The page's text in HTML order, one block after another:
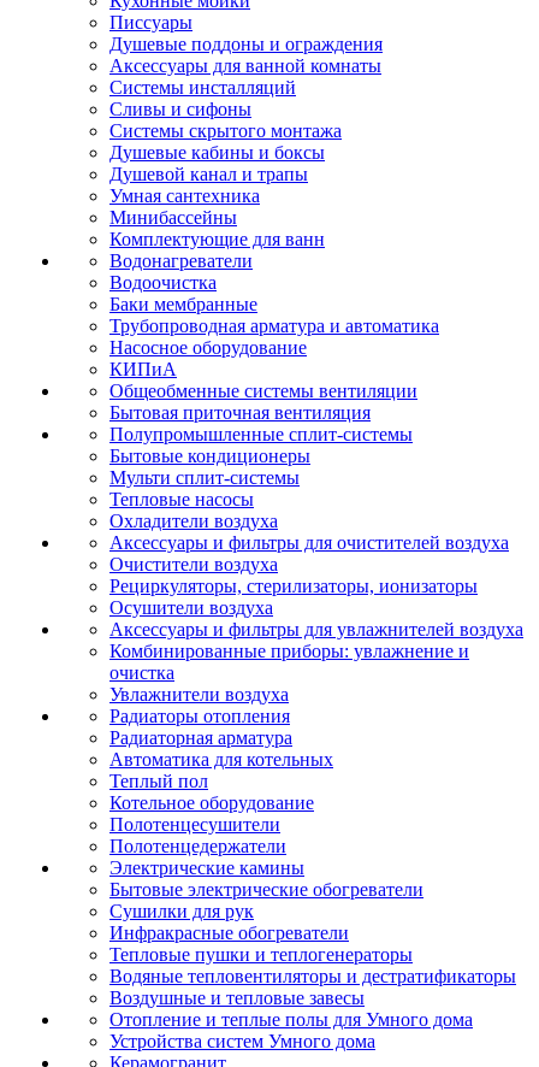
Писсуары
Душевые поддоны и ограждения
Аксессуары для ванной комнаты
Системы инсталляций
Сливы и сифоны
Системы скрытого монтажа
Душевые кабины и боксы
Душевой канал и трапы
Умная сантехника
Минибассейны
Комплектующие для ванн
Водонагреватели
Водоочистка
Баки мембранные
Трубопроводная арматура и автоматика
Насосное оборудование
КИПиА
Общеобменные системы вентиляции
Бытовая приточная вентиляция
Полупромышленные сплит-системы
Бытовые кондиционеры
Мульти сплит-системы
Тепловые насосы
Охладители воздуха
Аксессуары и фильтры для очистителей воздуха
Очистители воздуха
Рециркуляторы, стерилизаторы, ионизаторы
Осушители воздуха
Аксессуары и фильтры для увлажнителей воздуха
Комбинированные приборы: увлажнение и
очистка
Увлажнители воздуха
Радиаторы отопления
Радиаторная арматура
Автоматика для котельных
Теплый пол
Котельное оборудование
Полотенцесушители
Полотенцедержатели
Электрические камины
Бытовые электрические обогреватели
Сушилки для рук
Инфракрасные обогреватели
Тепловые пушки и теплогенераторы
Водяные тепловентиляторы и дестратификаторы
Воздушные и тепловые завесы
Отопление и теплые полы для Умного дома
Устройства систем Умного дома
Керамогранит